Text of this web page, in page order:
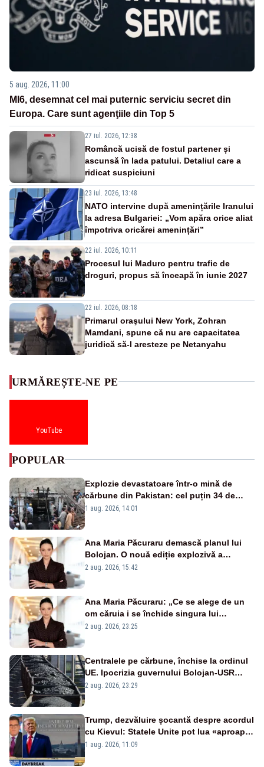
5 aug. 2026, 11:00
MI6, desemnat cel mai puternic serviciu secret din
Europa. Care sunt agenţiile din Top 5
27 iul. 2026, 12:38
Româncă ucisă de fostul partener și
ascunsă în lada patului. Detaliul care a
ridicat suspiciuni
23 iul. 2026, 13:48
NATO intervine după amenințările Iranului
la adresa Bulgariei: „Vom apăra orice aliat
împotriva oricărei amenințări”
22 iul. 2026, 10:11
Procesul lui Maduro pentru trafic de
droguri, propus să înceapă în iunie 2027
22 iul. 2026, 08:18
Primarul oraşului New York, Zohran
Mamdani, spune că nu are capacitatea
juridică să-l aresteze pe Netanyahu
URMĂREȘTE-NE PE
YouTube
POPULAR
Explozie devastatoare într-o mină de
cărbune din Pakistan: cel puțin 34 de
morți - VIDEO
1 aug. 2026, 14:01
Ana Maria Păcuraru demască planul lui
Bolojan. O nouă ediție explozivă a
emisiunii „Miza Zilei” la Realitatea PLUS
2 aug. 2026, 15:42
Ana Maria Păcuraru: „Ce se alege de un
om căruia i se închide singura lui
portiță?”
2 aug. 2026, 23:25
Centralele pe cărbune, închise la ordinul
UE. Ipocrizia guvernului Bolojan-USR
după starea de alertă
2 aug. 2026, 23:29
Trump, dezvăluire șocantă despre acordul
cu Kievul: Statele Unite pot lua «aproape
tot ce vor» din minele Ucrainei”
1 aug. 2026, 11:09